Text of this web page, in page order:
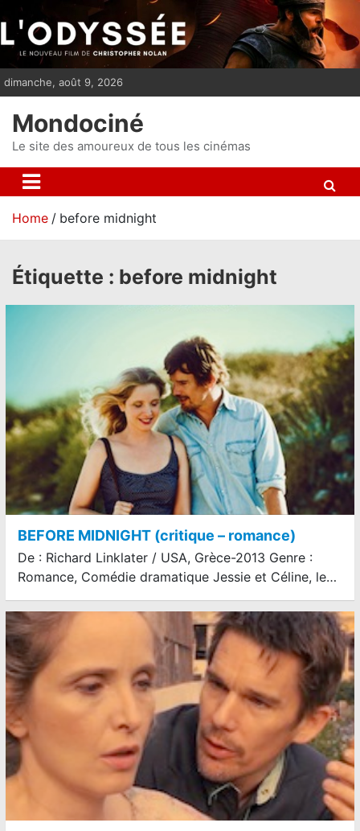
i
p
t
n
t
dimanche, août 9, 2026
Mondociné
Le site des amoureux de tous les cinémas
Home before midnight
Étiquette : before midnight
BEFORE MIDNIGHT (critique – romance)
De : Richard Linklater / USA, Grèce-2013 Genre :
Romance, Comédie dramatique Jessie et Céline, le…